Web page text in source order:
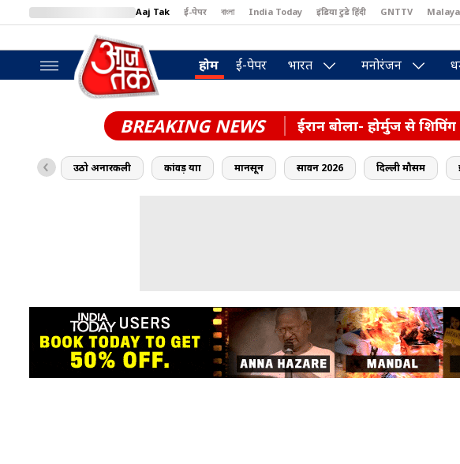
Aaj Tak ई-पेपर বাংলা India Today इंडिया टुडे हिंदी GNTTV
BT Bazaar
होम ई-पेपर भारत मनोरंजन
BREAKING NEWS ईरान बोला- होर्मुज से
उठो अनारकली कांवड़ यात्रा मानसून सावन 2026 दिल्ली मौसम